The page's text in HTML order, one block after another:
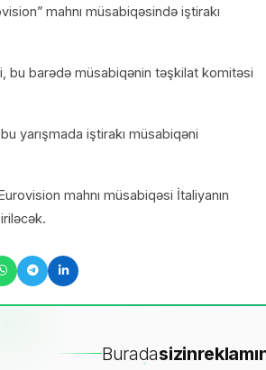
mahnı müsabiqəsində iştirakı
bu barədə müsabiqənin təşkilat komitəsi
yarışmada iştirakı müsabiqəni
mahnı müsabiqəsi İtaliyanın
Buradasizin